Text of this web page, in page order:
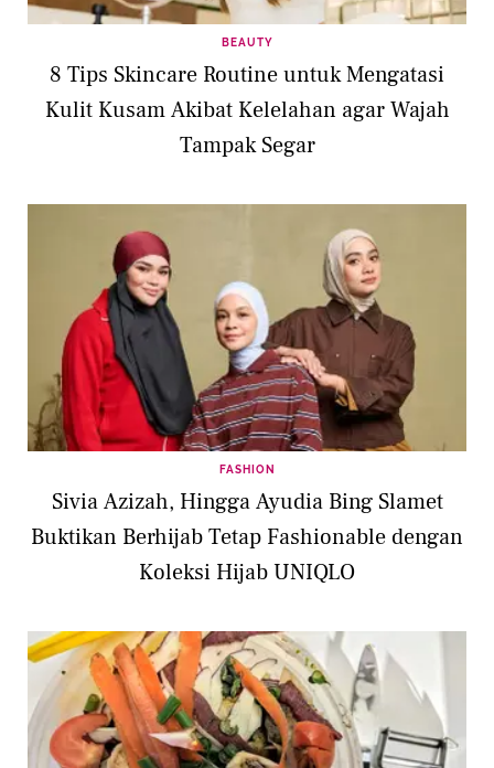
BEAUTY
8 Tips Skincare Routine untuk Mengatasi
Kulit Kusam Akibat Kelelahan agar Wajah
Tampak Segar
FASHION
Sivia Azizah, Hingga Ayudia Bing Slamet
Buktikan Berhijab Tetap Fashionable dengan
Koleksi Hijab UNIQLO